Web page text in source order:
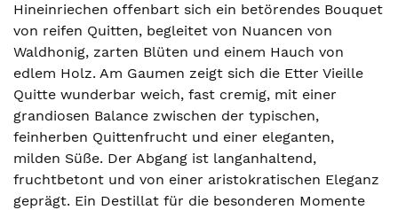
Hineinriechen offenbart sich ein betörendes Bouquet
von reifen Quitten, begleitet von Nuancen von
Waldhonig, zarten Blüten und einem Hauch von
edlem Holz. Am Gaumen zeigt sich die Etter Vieille
Quitte wunderbar weich, fast cremig, mit einer
grandiosen Balance zwischen der typischen,
feinherben Quittenfrucht und einer eleganten,
milden Süße. Der Abgang ist langanhaltend,
fruchtbetont und von einer aristokratischen Eleganz
geprägt. Ein Destillat für die besonderen Momente